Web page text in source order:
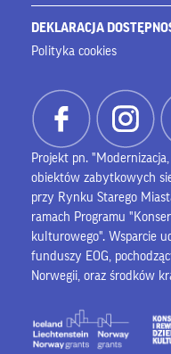
DEKLARACJA
Polityka cookies
Projekt pn.
obiektów zabytkowych
przy Rynku Starego
ramach Programu
kulturowego". Wsparcie
funduszy EOG,
Norwegii, oraz środków